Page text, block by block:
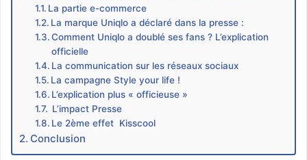
La partie e-commerce
La marque Uniqlo a déclaré dans la presse :
Comment Uniqlo a doublé ses fans ? L’explication
officielle
La communication sur les réseaux sociaux
La campagne Style your life !
L’explication plus « officieuse »
L’impact Presse
Le 2ème effet Kisscool
Conclusion